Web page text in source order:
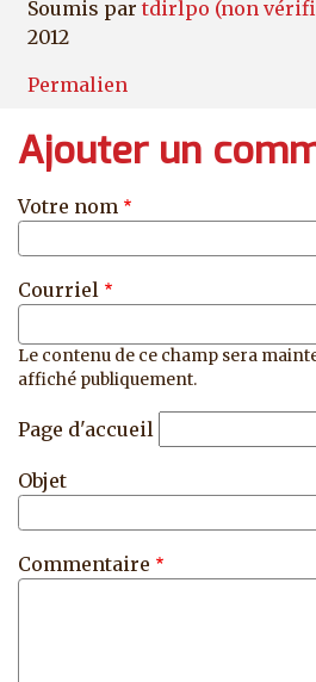
Soumis par tdirlpo (non
2012
Permalien
Ajouter un
Votre nom
Courriel
Le contenu de ce champ sera
affiché publiquement.
Page d'accueil
Objet
Commentaire